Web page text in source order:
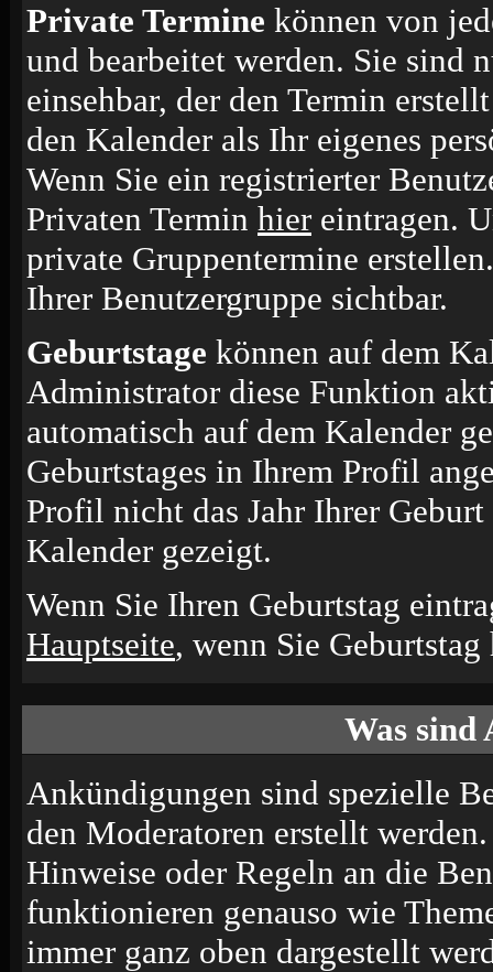
Private Termine können von
und bearbeitet werden. Sie sind
einsehbar, der den Termin
den Kalender als Ihr eigenes
Wenn Sie ein registrierter
Privaten Termin hier eintragen.
private Gruppentermine
Ihrer Benutzergruppe sichtbar.
Geburtstage können auf dem
Administrator diese Funktion
automatisch auf dem Kalender
Geburtstages in Ihrem Profil
Profil nicht das Jahr Ihrer
Kalender gezeigt.
Wenn Sie Ihren Geburtstag
Hauptseite, wenn Sie Geburtstag
Was sind
Ankündigungen sind spezielle
den Moderatoren erstellt
Hinweise oder Regeln an die
funktionieren genauso wie
immer ganz oben dargestellt